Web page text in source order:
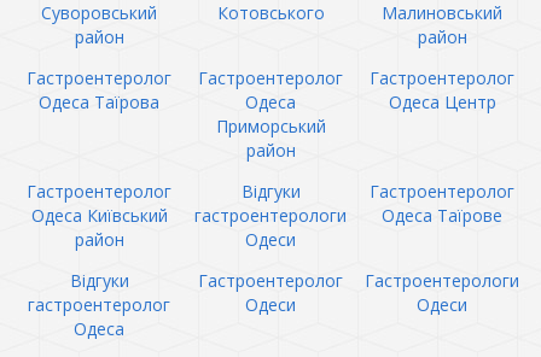
Суворовський
район
Котовського
Малиновський
район
Гастроентеролог
Одеса Таїрова
Гастроентеролог
Одеса
Приморський
район
Гастроентеролог
Одеса Центр
Гастроентеролог
Одеса Київський
район
Відгуки
гастроентерологи
Одеси
Гастроентеролог
Одеса Таїрове
Відгуки
гастроентеролог
Одеса
Гастроентеролог
Одеси
Гастроентерологи
Одеси